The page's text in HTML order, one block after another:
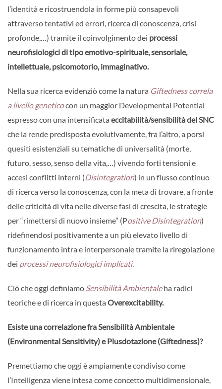
l’identità e ricostruendola in forme più consapevoli
attraverso tentativi ed errori, ricerca di conoscenza, crisi
profonde,…) tramite il coinvolgimento dei processi
neurofisiologici di tipo emotivo-spirituale, sensoriale,
intellettuale, psicomotorio, immaginativo.
Nella sua ricerca evidenziò come la natura Giftedness correla
a livello geneticocon un maggior Developmental Potential
espresso con una intensificata eccitabilità/sensibilità del SNC
che la rende predisposta evolutivamente, fra l’altro, a porsi
quesiti esistenziali su tematiche di universalità (morte,
futuro, sesso, senso della vita,…) vivendo forti tensioni e
accesi conflitti interni (Disintegration) in un flusso continuo
di ricerca verso la conoscenza, con la meta di trovare, a fronte
delle criticità di vita nelle diverse fasi di crescita, le strategie
per “rimettersi di nuovo insieme” (Positive Disintegration)
ridefinendosi positivamente a un più elevato livello di
funzionamento intra e interpersonale tramite la riregolazione
dei processi neurofisiologici implicati.
Ciò che oggi definiamo Sensibilità Ambientaleha radici
teoriche e di ricerca in questa Overexcitability.
Esiste una correlazione fra Sensibilità Ambientale
(Environmental Sensitivity) e Plusdotazione (Giftedness)?
Premettiamo che oggi è ampiamente condiviso come
l’Intelligenza viene intesa come concetto multidimensionale,